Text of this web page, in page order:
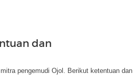
dan
pengemudi Ojol. Berikut ketentuan dan